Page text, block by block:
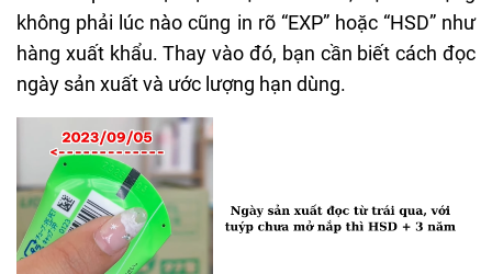
không phải lúc nào cũng in rõ “EXP” hoặc “HSD” như
hàng xuất khẩu. Thay vào đó, bạn cần biết cách đọc
ngày sản xuất và ước lượng hạn dùng.